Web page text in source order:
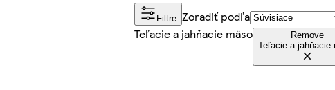
Filtre Zoradiť podľa
Teľacie a jahňacie mäso
Remove
Teľacie a jahňacie